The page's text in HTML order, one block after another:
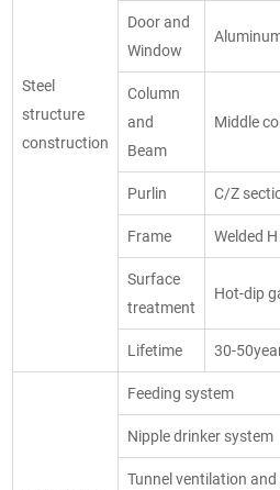
Steel
structure
construction
Door and
Window
Column
and
Beam
Middle
Purlin C/Z
Frame Welded
Surface
treatment
Hot-dip
Lifetime 30-
Feeding system
Nipple drinker system
Tunnel ventilation